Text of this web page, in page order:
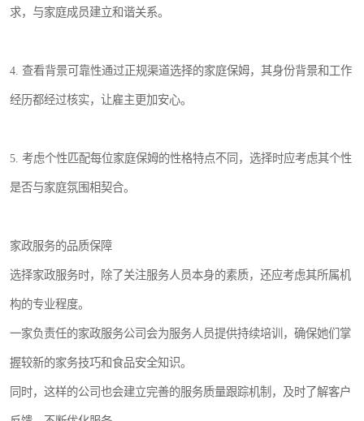
求，与家庭成员建立和谐关系。
4. 查看背景可靠性通过正规渠道选择的家庭保姆，其身份背景和工作
经历都经过核实，让雇主更加安心。
5. 考虑个性匹配每位家庭保姆的性格特点不同，选择时应考虑其个性
是否与家庭氛围相契合。
家政服务的品质保障
选择家政服务时，除了关注服务人员本身的素质，还应考虑其所属机
构的专业程度。
一家负责任的家政服务公司会为服务人员提供持续培训，确保她们掌
握较新的家务技巧和食品安全知识。
同时，这样的公司也会建立完善的服务质量跟踪机制，及时了解客户